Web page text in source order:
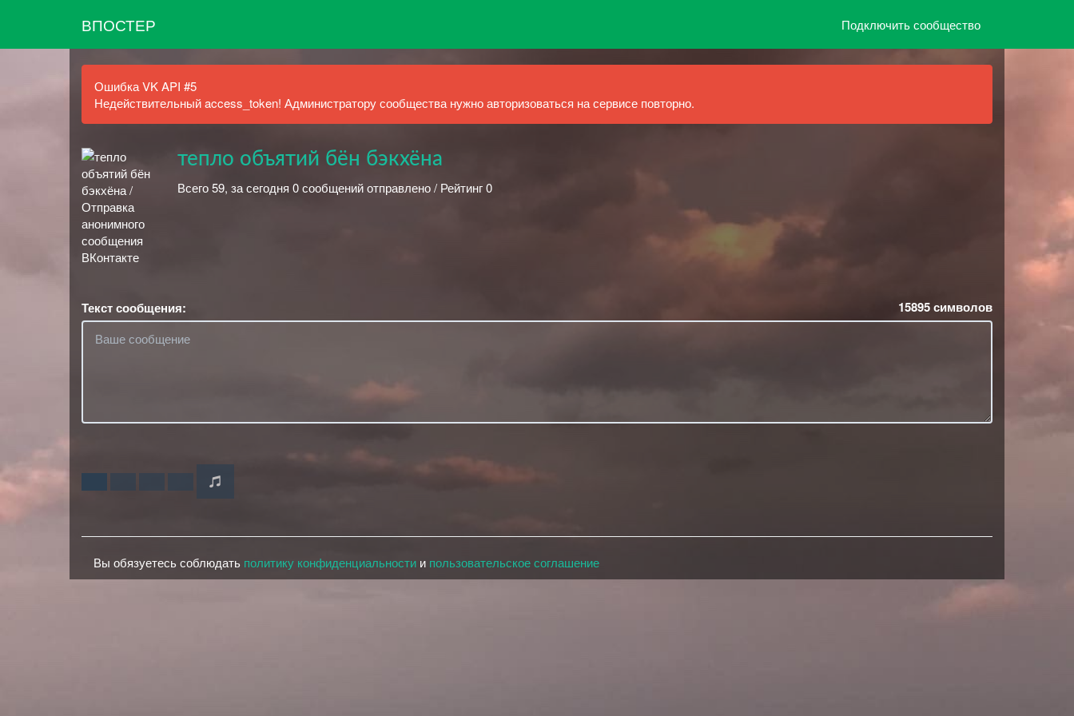
ВПОСТЕР Подключить сообщество
Ошибка VK API #5
Недействительный access_token! Администратору сообщества нужно авторизоваться на сервисе повторно.
тепло объятий бён бэкхёна
Всего 59, за сегодня 0 сообщений отправлено / Рейтинг 0
Текст сообщения: 15895символов
Вы обязуетесь соблюдать политику конфиденциальности и пользовательское соглашение